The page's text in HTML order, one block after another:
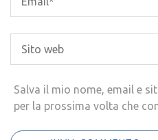
Salva il mio nome, email e
per la prossima volta che